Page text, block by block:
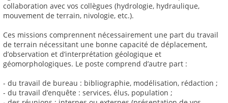
collaboration avec vos collègues (hydrologie, hydraulique,
mouvement de terrain, nivologie, etc.).
Ces missions comprennent nécessairement une part du travail
de terrain nécessitant une bonne capacité de déplacement,
d’observation et d’interprétation géologique et
géomorphologiques. Le poste comprend d’autre part :
- du travail de bureau : bibliographie, modélisation, rédaction ;
- du travail d’enquête : services, élus, population ;